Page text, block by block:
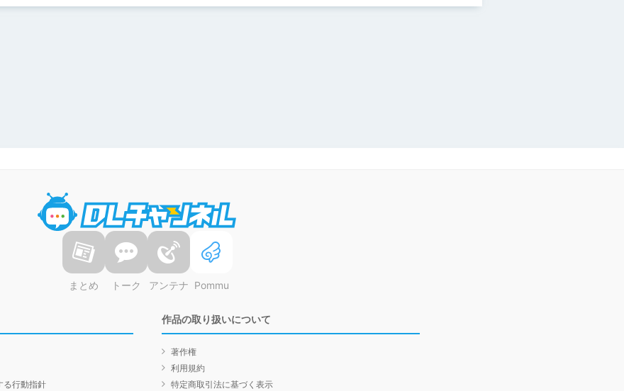
まとめ トーク アンテナ Pommu
る行動指針
作品の取り扱いについて
著作権
利用規約
特定商取引法に基づく表示